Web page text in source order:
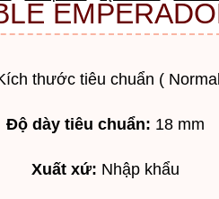
thước tiêu chuẩn (
Độ dày tiêu chuẩn: 18 mm
Xuất xứ: Nhập khẩu